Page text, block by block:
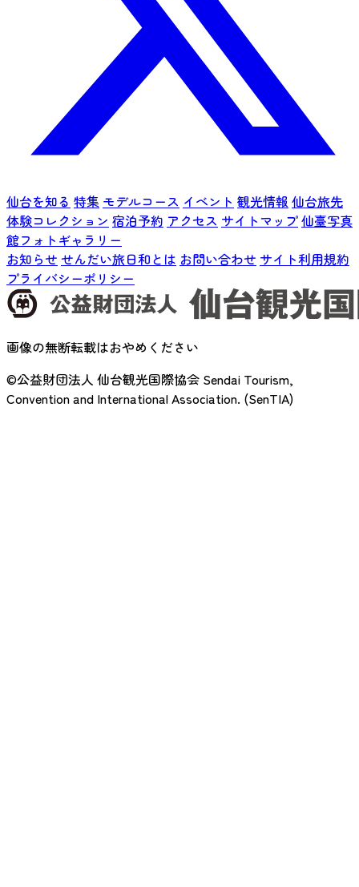
仙台を知る 特集 モデルコース イベント 観光情報 仙台旅先
体験コレクション 宿泊予約 アクセス サイトマップ仙臺写真
館フォトギャラリー
お知らせ せんだい旅日和とは お問い合わせ サイト利用規約
プライバシーポリシー
画像の無断転載はおやめください
©公益財団法人 仙台観光国際協会 Sendai Tourism,
Convention and International Association. (SenTIA)